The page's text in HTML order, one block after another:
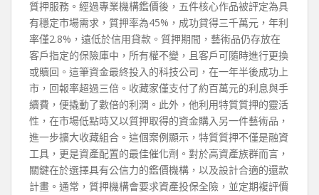
質押服務。經過專業機構鑑價後，五件核心作品被評定為具
有穩定市場需求，質押率為45%，成功貸得三千萬元，年利
率僅2.8%，遠低於信用貸款。質押期間，藝術品仍存放在
客戶指定的保險庫中，所有權不變，且客戶可隨時進行更換
或贖回。這筆資金最終投入的科技公司，在一年半後成功上
市，回報率超過三倍。收藏家僅支付了約百萬元的利息與手
續費，便撬動了數倍的利潤。此外，他利用特質質押的靈活
性，在市場低點時又以質押取得的資金購入另一件藝術品，
進一步擴大收藏組合。這個案例顯示，特質質押不僅是融資
工具，更是資產配置的最佳催化劑。對於高資產族群而言，
關鍵在於選擇具有公信力的鑑價機構，以及設計合適的還款
計畫。通常，質押機構會要求資產投保全險，並定期複評價